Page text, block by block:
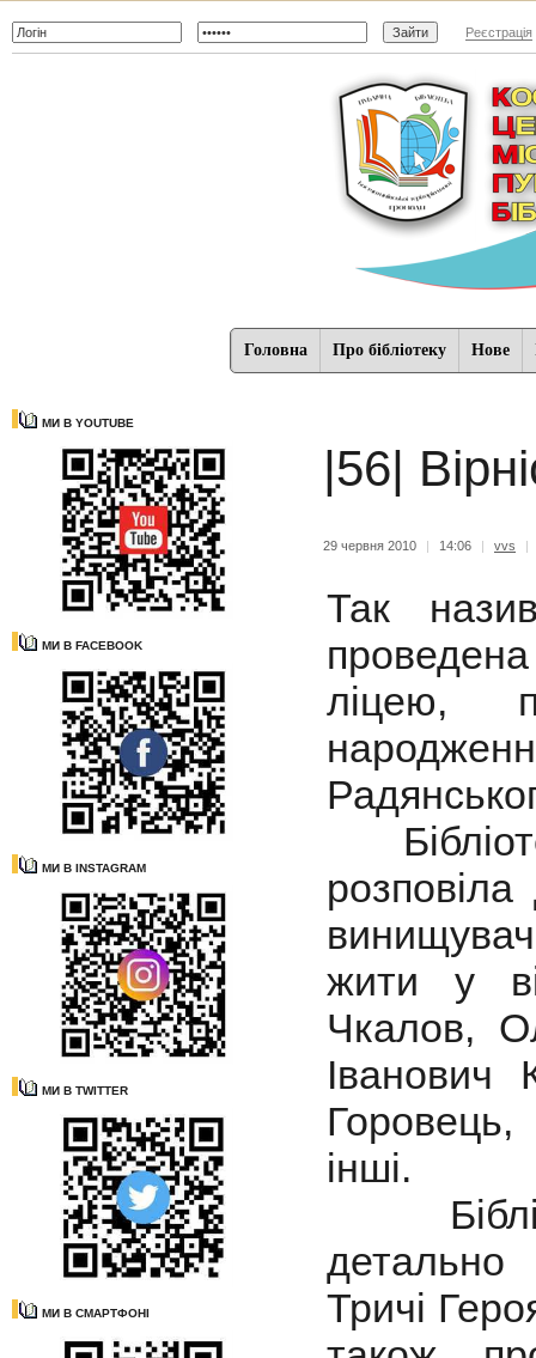
Реєстрація
Головна Про бібліотеку Нове
МИ В YOUTUBE
МИ В FACEBOOK
МИ В INSTAGRAM
МИ В TWITTER
МИ В СМАРТФОНІ
|56|
29 червня 2010 | 14:06 | vvs |
Так
ліцею,
розповіла
жити у
Чкалов,
Іванович
інші.
детально
Тричі